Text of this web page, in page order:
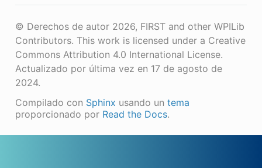
© Derechos de autor 2026, FIRST and other WPILib
Contributors. This work is licensed under a Creative
Commons Attribution 4.0 International License.
Actualizado por última vez en 17 de agosto de
2024.
Compilado con Sphinx usando un tema
proporcionado por Read the Docs.